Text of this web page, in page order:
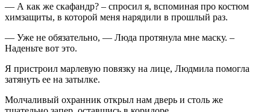
— А как же скафандр? – спросил я, вспоминая про костюм
химзащиты, в которой меня нарядили в прошлый раз.
— Уже не обязательно, — Люда протянула мне маску. –
Наденьте вот это.
Я пристроил марлевую повязку на лице, Людмила помогла
затянуть ее на затылке.
Молчаливый охранник открыл нам дверь и столь же